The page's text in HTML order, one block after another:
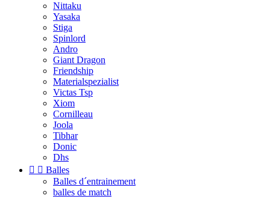
Nittaku
Yasaka
Stiga
Spinlord
Andro
Giant Dragon
Friendship
Materialspezialist
Victas Tsp
Xiom
Cornilleau
Joola
Tibhar
Donic
Dhs
  Balles
Balles d´entrainement
balles de match